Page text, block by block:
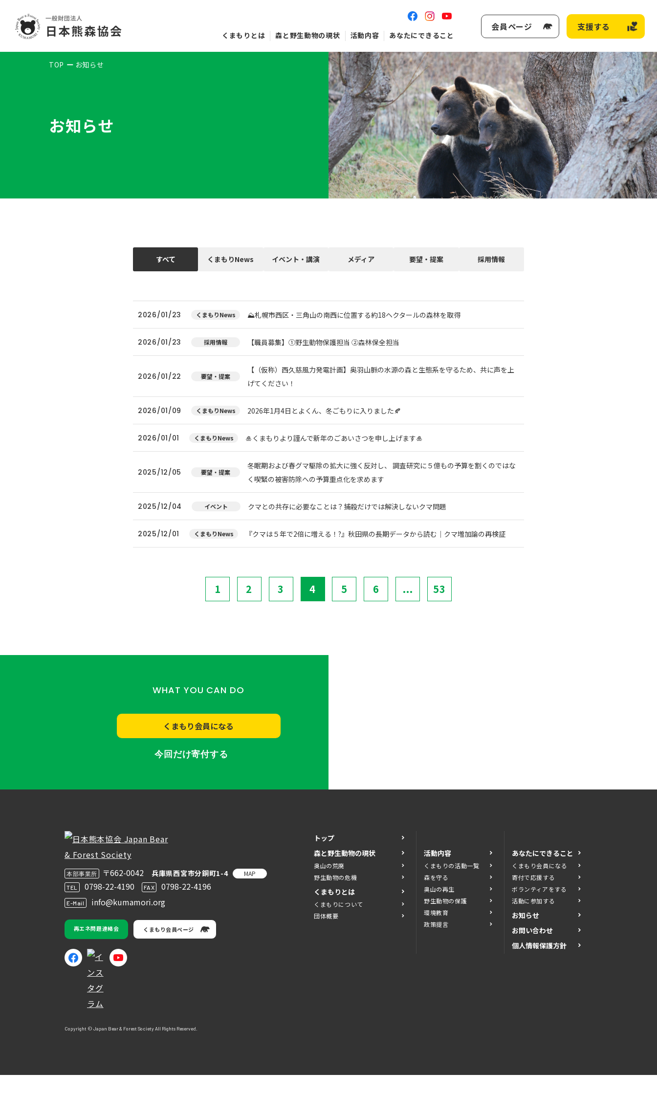
くまもりとは 森と野生動物の現状 活動内容 あなたにできること
会員ページ 支援する
TOP お知らせ
お知らせ
すべて くまもりNews イベント・講演 メディア 要望・提案 採用情報
2026/01/23 くまもりNews ⛰️札幌市西区・三角山の南西に位置する約18ヘクタールの森林を取得
2026/01/23 採用情報 【職員募集】①野生動物保護担当 ②森林保全担当
2026/01/22 要望・提案
【（仮称）西久慈風力発電計画】奥羽山脈の水源の森と生態系を守るため、共に声を上
げてください！
2026/01/09 くまもりNews 2026年1月4日とよくん、冬ごもりに入りました🍂
2026/01/01 くまもりNews 🎍くまもりより謹んで新年のごあいさつを申し上げます🎍
2025/12/05 要望・提案
冬眠期および春グマ駆除の拡大に強く反対し、 調査研究に５億もの予算を割くのではな
く喫緊の被害防除への予算重点化を求めます
2025/12/04 イベント クマとの共存に必要なことは？捕殺だけでは解決しないクマ問題
2025/12/01 くまもりNews 『クマは５年で2倍に増える！?』秋田県の長期データから読む｜クマ増加論の再検証
1 2 3 4 5 6 ... 53
WHAT YOU CAN DO
くまもり会員になる
今回だけ寄付する
本部事業所 〒662-0042 兵庫県西宮市分銅町1-4 MAP
TEL 0798-22-4190 FAX 0798-22-4196
E-Mail info@kumamori.org
再エネ問題連絡会 くまもり会員ページ
Copyright © Japan Bear & Forest Society All Rights Reserved.
トップ
森と野生動物の現状
奥山の荒廃
野生動物の危機
くまもりとは
くまもりについて
団体概要
活動内容
くまもりの活動一覧
森を守る
奥山の再生
野生動物の保護
環境教育
政策提言
あなたにできること
くまもり会員になる
寄付で応援する
ボランティアをする
活動に参加する
お知らせ
お問い合わせ
個人情報保護方針